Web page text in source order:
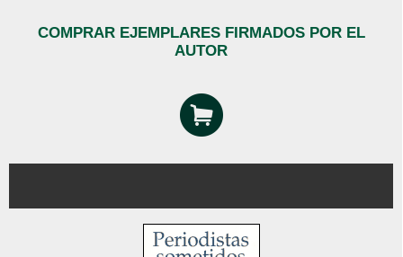
COMPRAR EJEMPLARES FIRMADOS POR EL
AUTOR